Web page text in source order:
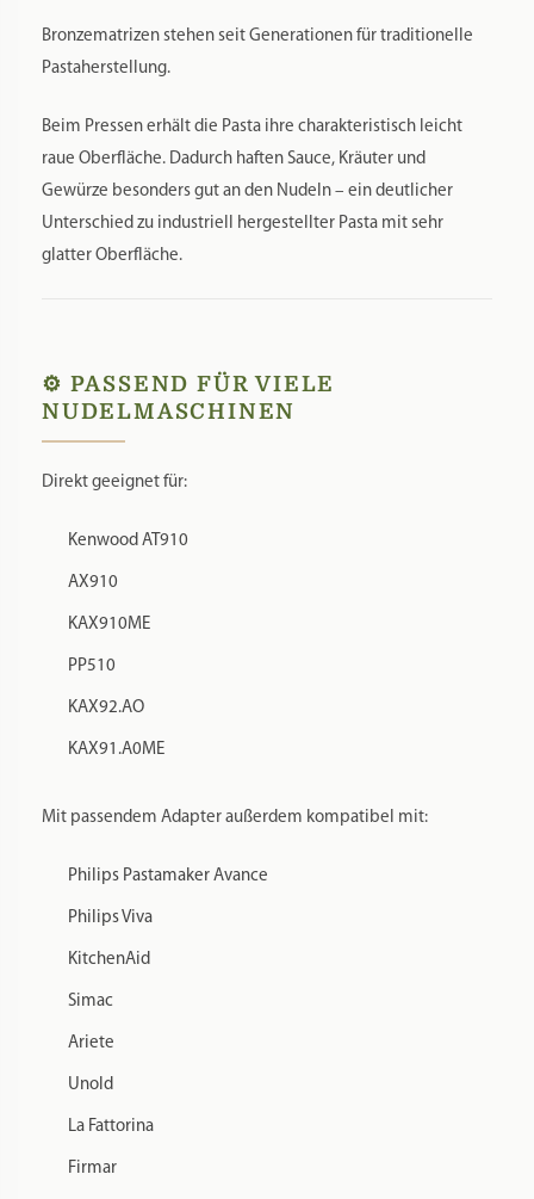
Bronzematrizen stehen seit Generationen für traditionelle
Pastaherstellung.
Beim Pressen erhält die Pasta ihre charakteristisch leicht
raue Oberfläche. Dadurch haften Sauce, Kräuter und
Gewürze besonders gut an den Nudeln – ein deutlicher
Unterschied zu industriell hergestellter Pasta mit sehr
glatter Oberfläche.
⚙️ PASSEND FÜR VIELE
NUDELMASCHINEN
Direkt geeignet für:
Kenwood AT910
AX910
KAX910ME
PP510
KAX92.AO
KAX91.A0ME
Mit passendem Adapter außerdem kompatibel mit:
Philips Pastamaker Avance
Philips Viva
KitchenAid
Simac
Ariete
Unold
La Fattorina
Firmar